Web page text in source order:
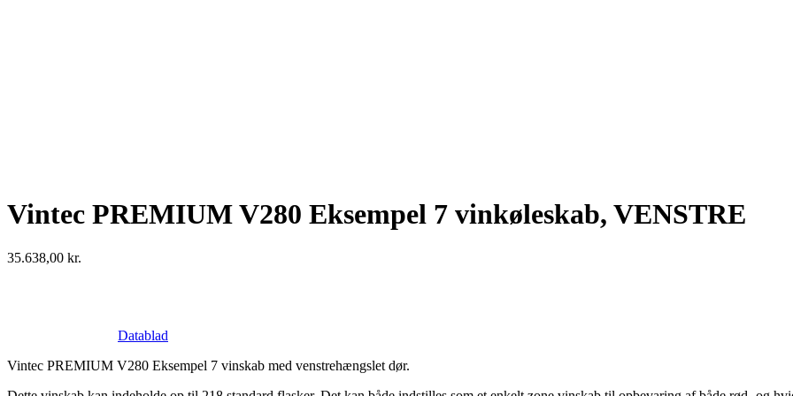
Vintec PREMIUM V280 Eksempel 7 vinkøleskab, VENSTRE
35.638,00 kr.
Datablad
Vintec PREMIUM V280 Eksempel 7 vinskab med venstrehængslet dør.